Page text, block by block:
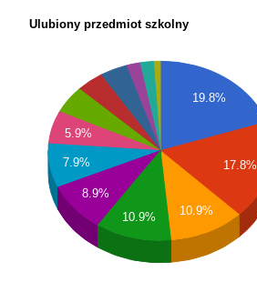
Ulubiony przedmiot szkolny
19.8%
17.8%
10.9%
5.9%
7.9%
8.9%
10.9%